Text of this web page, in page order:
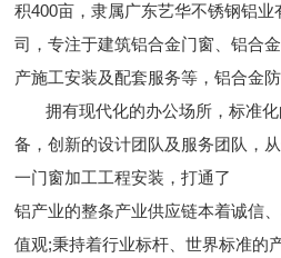
积400亩，隶属广东艺华不锈钢铝
司，专注于建筑铝合金门窗、铝合
产施工安装及配套服务等，铝合金
拥有现代化的办公场所，标准化
备，创新的设计团队及服务团队，
一门窗加工工程安装，打通了
铝产业的整条产业供应链本着诚信
值观;秉持着行业标杆、世界标准的